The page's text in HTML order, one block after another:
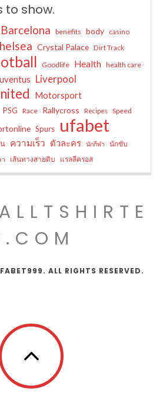
to show.
Barcelona benefits body casino
Crystal Palace Dirt Track
Goodlife Health health care
Liverpool
Motorsport
PSG Race Rallycross Recipes Speed
Spurs ufabet
ความเร็ว ตัวละคร นักกีฬา นักขับ
า เส้นทางสายดิบ แรลลีครอส
ALL RIGHTS RESERVED.